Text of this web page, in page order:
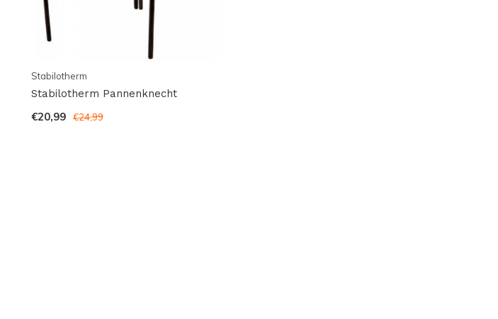
Stabilotherm
Stabilotherm Pannenknecht
€20,99 €24,99